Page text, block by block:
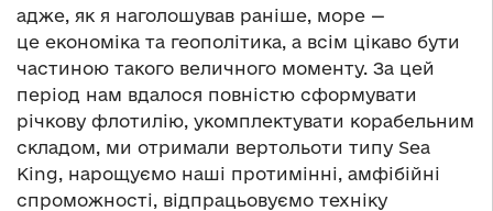
адже, як я наголошував раніше, море —
це економіка та геополітика, а всім цікаво бути
частиною такого величного моменту. За цей
період нам вдалося повністю сформувати
річкову флотилію, укомплектувати корабельним
складом, ми отримали вертольоти типу Sea
King, нарощуємо наші протимінні, амфібійні
спроможності, відпрацьовуємо техніку